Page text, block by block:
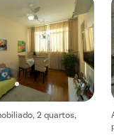
2 quartos,